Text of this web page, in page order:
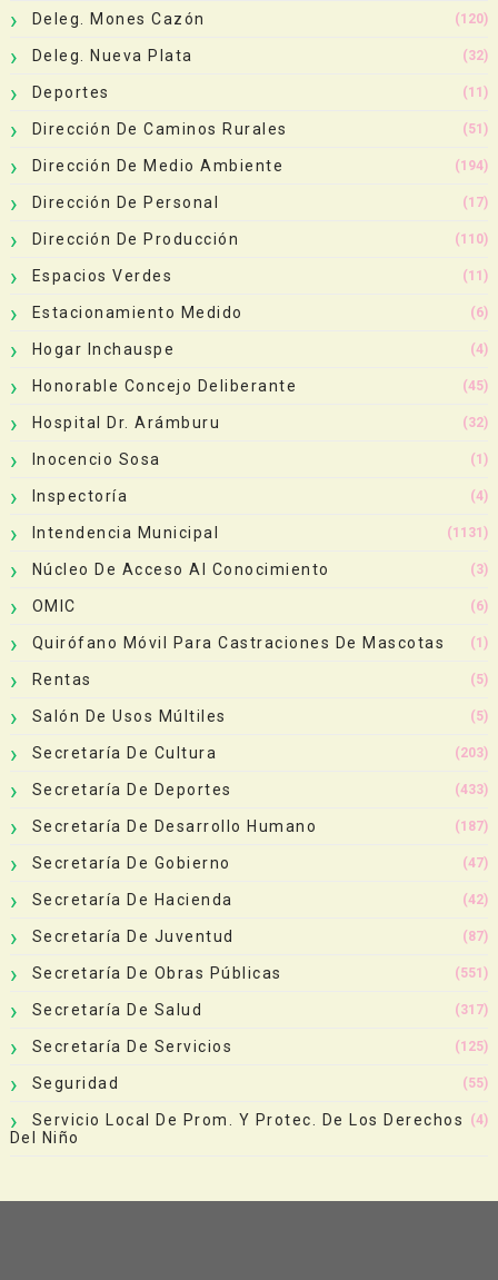
Deleg. Mones Cazón (120)
Deleg. Nueva Plata (32)
Deportes (11)
Dirección De Caminos Rurales (51)
Dirección De Medio Ambiente (194)
Dirección De Personal (17)
Dirección De Producción (110)
Espacios Verdes (11)
Estacionamiento Medido (6)
Hogar Inchauspe (4)
Honorable Concejo Deliberante (45)
Hospital Dr. Arámburu (32)
Inocencio Sosa (1)
Inspectoría (4)
Intendencia Municipal (1131)
Núcleo De Acceso Al Conocimiento (3)
OMIC (6)
Quirófano Móvil Para Castraciones De Mascotas (1)
Rentas (5)
Salón De Usos Múltiles (5)
Secretaría De Cultura (203)
Secretaría De Deportes (433)
Secretaría De Desarrollo Humano (187)
Secretaría De Gobierno (47)
Secretaría De Hacienda (42)
Secretaría De Juventud (87)
Secretaría De Obras Públicas (551)
Secretaría De Salud (317)
Secretaría De Servicios (125)
Seguridad (55)
Servicio Local De Prom. Y Protec. De Los Derechos
Del Niño
(4)